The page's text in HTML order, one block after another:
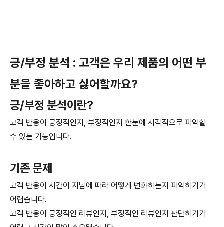
긍/부정 분석 : 고객은 우리 제품의 어떤 부
분을 좋아하고 싫어할까요?
긍/부정 분석이란?
고객 반응이 긍정적인지, 부정적인지 한눈에 시각적으로 파악할
수 있는 기능입니다.
기존 문제
고객 반응이 시간이 지남에 따라 어떻게 변화하는지 파악하기가
어렵습니다.
고객 반응이 긍정적인 리뷰인지, 부정적인 리뷰인지 판단하기가